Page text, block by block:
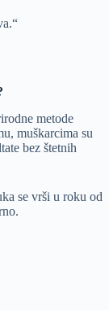
metode
muškarcima su
bez štetnih
se vrši u roku od